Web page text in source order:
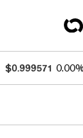
$0.999571 0.00%